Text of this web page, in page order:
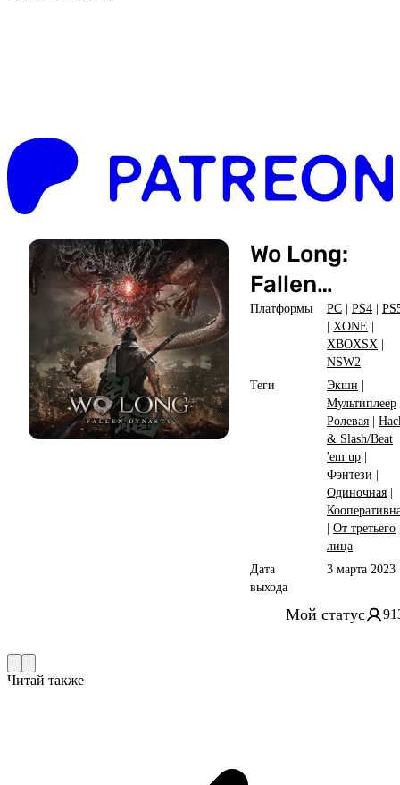
Wo Long:
Fallen
Dynasty
Платформы PC PS4
XONE
XBOXSX
NSW2
Теги
Экшн
Мультиплеер
Ролевая
& Slash/Beat
'em up
Фэнтези
Одиночная
От третьего
лица
Дата
выхода
3 марта 2023
Мой статус
Читай также